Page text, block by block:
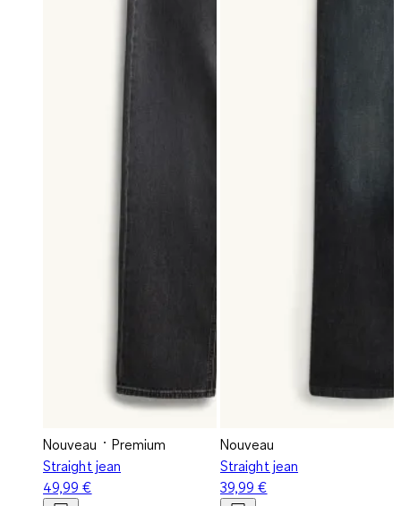
Nouveau
Premium
Straight jean
49,99 €
Nouveau
Straight jean
39,99 €